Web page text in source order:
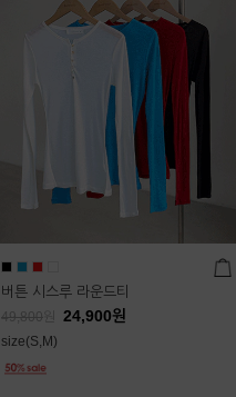
버튼 시스루 라운드티
49,800 24,900원
size(S,M)